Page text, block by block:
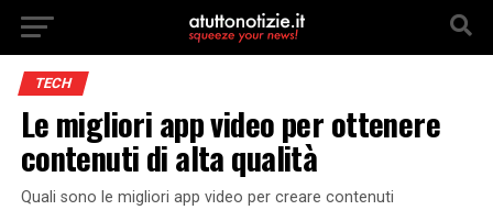
TECH
Le migliori app video per ottenere
contenuti di alta qualità
Quali sono le migliori app video per creare contenuti